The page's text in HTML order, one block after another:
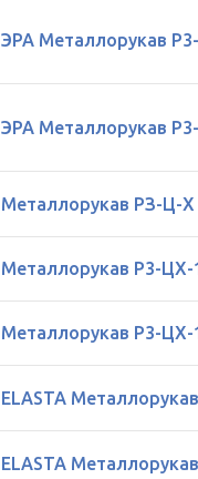
ЭРА Металлорукав
ЭРА Металлорукав
Металлорукав РЗ-Ц-Х
Металлорукав Р3-ЦХ-
Металлорукав Р3-ЦХ-
ELASTA
ELASTA